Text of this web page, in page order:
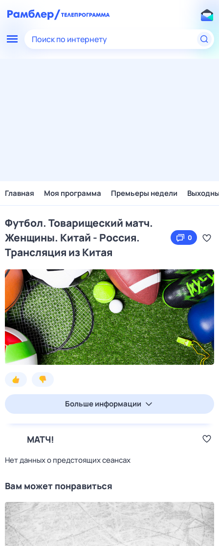
Поиск по интернету
Главная Моя программа Премьеры недели
Футбол. Товарищеский матч.
Женщины. Китай - Россия.
Трансляция из Китая
0
Больше информации
МАТЧ!
Нет данных о предстоящих сеансах
Вам может понравиться